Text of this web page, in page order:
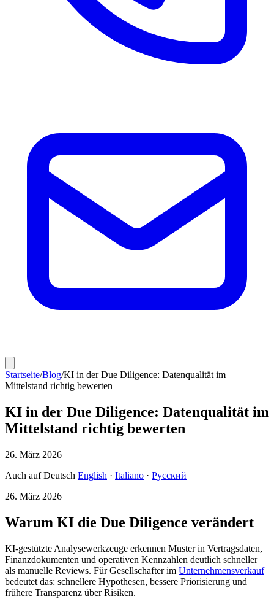
Startseite/Blog/KI in der Due Diligence: Datenqualität im
Mittelstand richtig bewerten
KI in der Due Diligence: Datenqualität im
Mittelstand richtig bewerten
26. März 2026
Auch auf Deutsch English · Italiano · Русский
26. März 2026
Warum KI die Due Diligence verändert
KI-gestützte Analysewerkzeuge erkennen Muster in Vertragsdaten,
Finanzdokumenten und operativen Kennzahlen deutlich schneller
als manuelle Reviews. Für Gesellschafter im Unternehmensverkauf
bedeutet das: schnellere Hypothesen, bessere Priorisierung und
frühere Transparenz über Risiken.